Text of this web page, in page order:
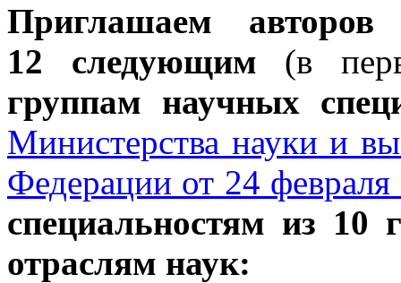
Приглашаем
12 следующим (в
группам научных
Министерства науки и
Федерации от 24
специальностям из 10
отраслям наук: